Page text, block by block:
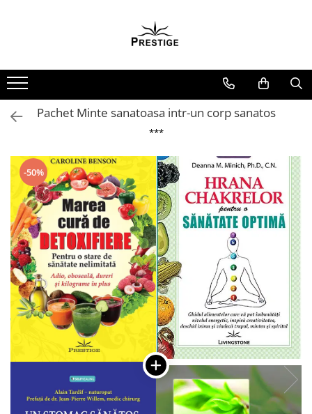
Noutati
Promotii
Pachete Speciale Carti
Arte Divinatorii
Astrologie
Chiromantie
Dezvoltare Spirituala
KidConnection
Minte Corp
New Illuminati Files
Numerologie
Parapsihologie
Audiobook
Pachet Minte sanatoasa intr-un corp sanatos
***
-50%